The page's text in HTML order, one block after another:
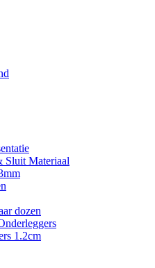
Sluit Materiaal
dozen
1.2cm